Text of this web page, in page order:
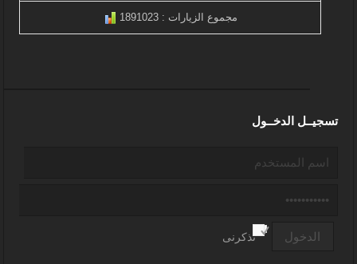
مجموع الزيارات : 1891023
تسجيــل الدخــول
تذكرنى